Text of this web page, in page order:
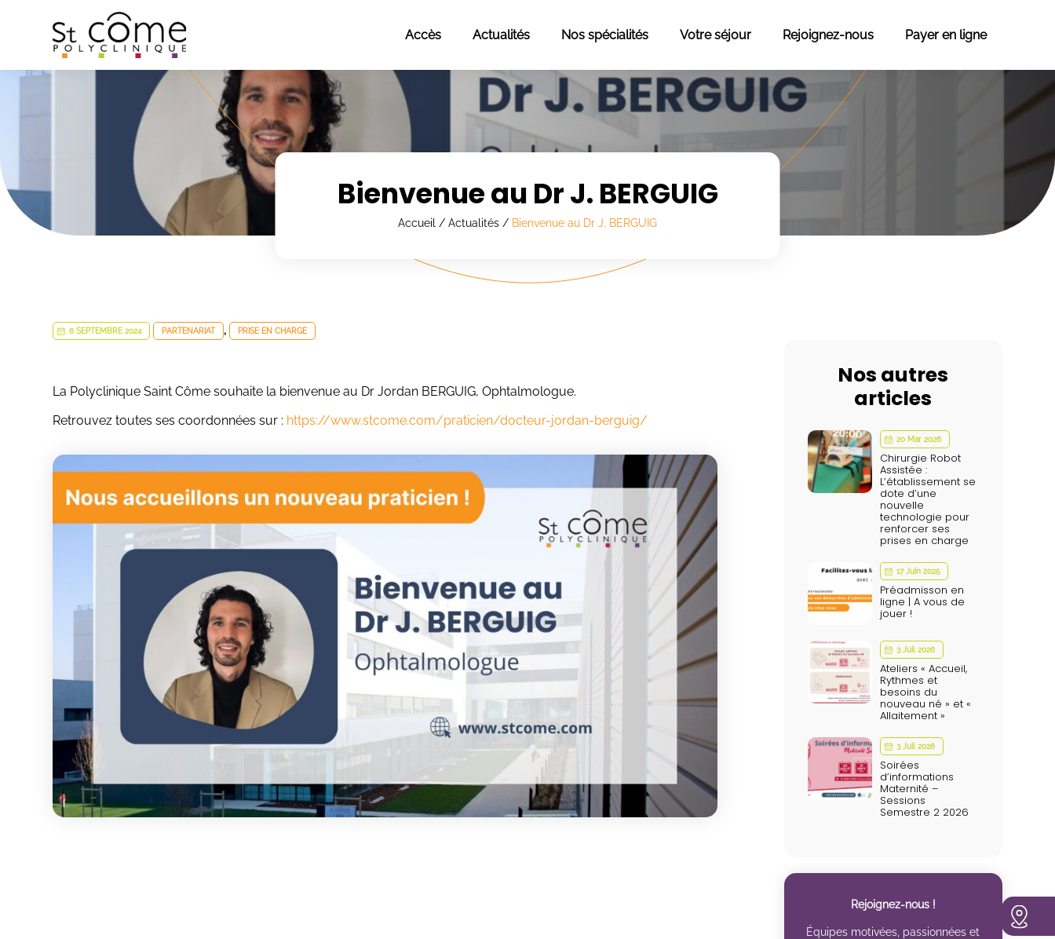
Accès Actualités Nos spécialités Votre séjour Rejoignez-nous Payer en ligne
Bienvenue au Dr J. BERGUIG
Accueil / Actualités / Bienvenue au Dr J. BERGUIG
6 SEPTEMBRE 2024 PARTENARIAT , PRISE EN CHARGE
La Polyclinique Saint Côme souhaite la bienvenue au Dr Jordan BERGUIG, Ophtalmologue.
Retrouvez toutes ses coordonnées sur : https://www.stcome.com/praticien/docteur-jordan-berguig/
Nos autres
articles
20 Mar 2026
Chirurgie Robot
Assistée :
L’établissement se
dote d’une
nouvelle
technologie pour
renforcer ses
prises en charge
17 Juin 2025
Préadmisson en
ligne | A vous de
jouer !
3 Juil 2026
Ateliers « Accueil,
Rythmes et
besoins du
nouveau né » et «
Allaitement »
3 Juil 2026
Soirées
d’informations
Maternité –
Sessions
Semestre 2 2026
Rejoignez-nous !
Équipes motivées, passionnées et